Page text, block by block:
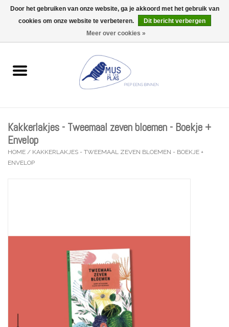
0 Artikelen - €0,00
Wenskaarten
Lifestyle
Kleine gelukjes
Kakkerlakjes - Tweemaal zeven bloemen - Boekje +
Envelop
HOME / KAKKERLAKJES - TWEEMAAL ZEVEN BLOEMEN - BOEKJE +
ENVELOP
Door het gebruiken van onze website, ga je akkoord met het gebruik van
cookies om onze website te verbeteren.
Dit bericht verbergen
Meer over cookies »
Wij zijn uitzonderlijk gesloten op Do 06/08 en Do 13/08